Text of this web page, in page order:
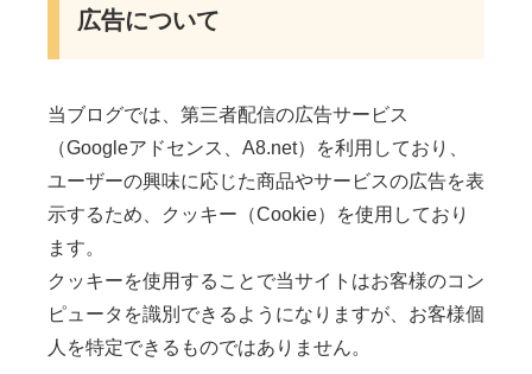
広告について
当ブログでは、第三者配信の広告サービス
（Googleアドセンス、A8.net）を利用しており、
ユーザーの興味に応じた商品やサービスの広告を表
示するため、クッキー（Cookie）を使用しており
ます。
クッキーを使用することで当サイトはお客様のコン
ピュータを識別できるようになりますが、お客様個
人を特定できるものではありません。